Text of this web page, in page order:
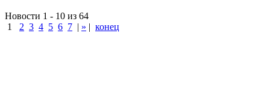
Новости 1 - 10 из 64
1
2 3 4 5 6 7 | » | конец